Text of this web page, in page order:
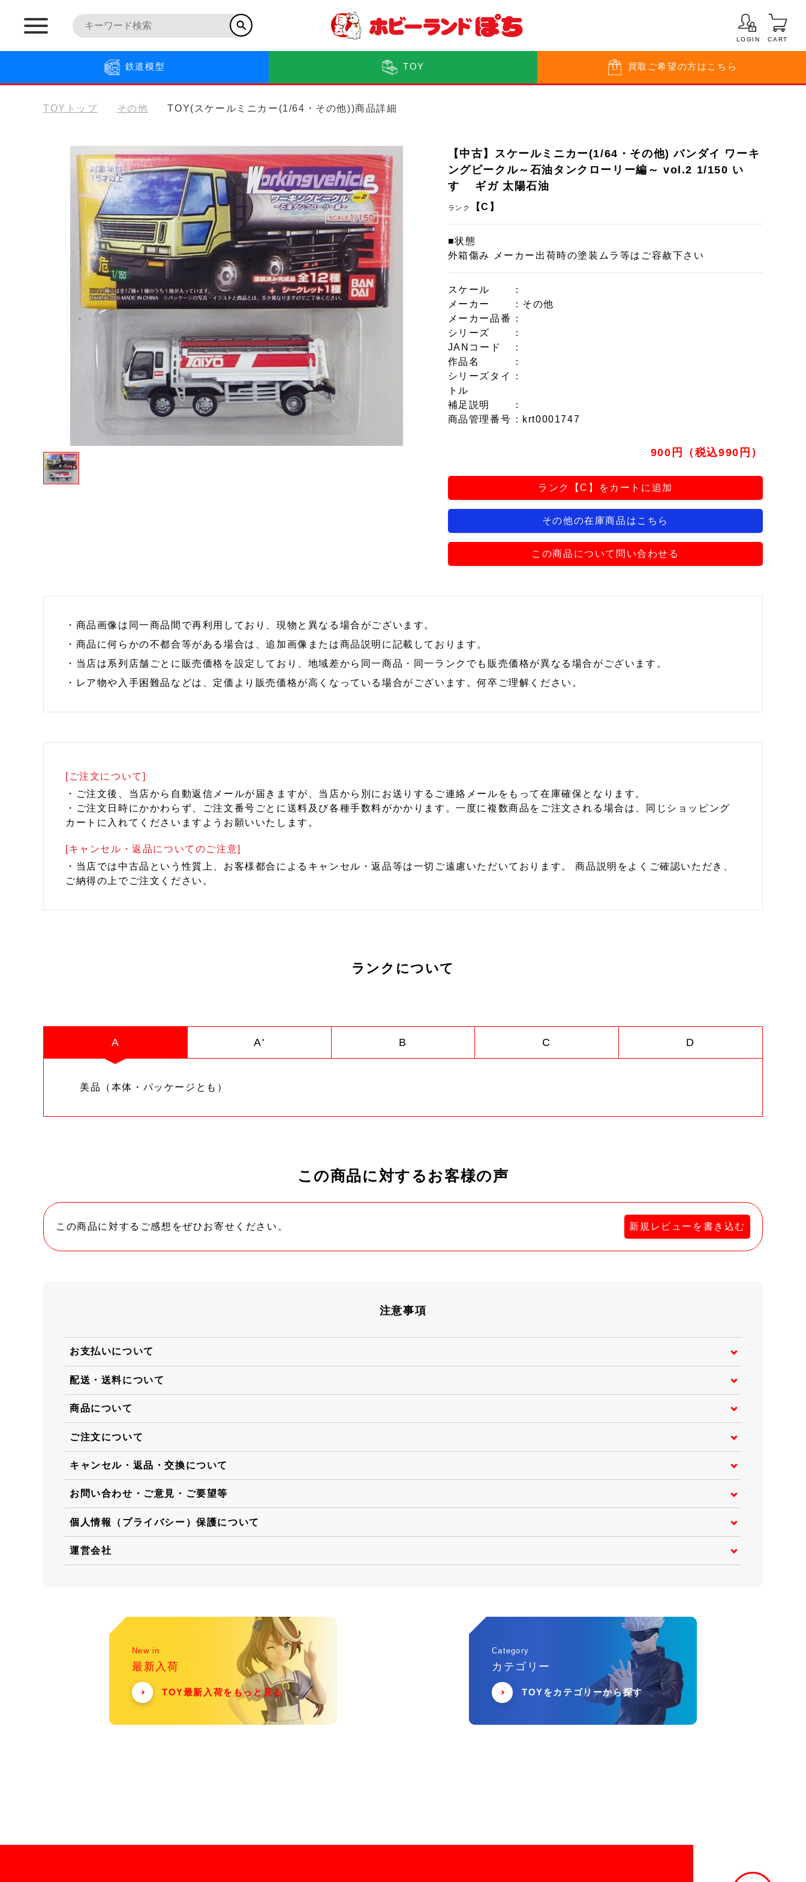
LOGIN CART
鉄道模型 TOY 買取 ご希望の方はこちら
TOYトップ その他 TOY(スケールミニカー(1/64・その他))商品詳細
【中古】スケールミニカー(1/64・その他) バンダイ ワーキ
ングビークル～石油タンクローリー編～ vol.2 1/150 い
すゞ ギガ 太陽石油
ランク 【C】
■状態
外箱傷み メーカー出荷時の塗装ムラ等はご容赦下さい
スケール
：
メーカー
：その他
メーカー品番
：
シリーズ
：
JANコード
：
作品名
：
シリーズタイ
トル
：
補足説明
：
商品管理番号 ：krt0001747
900円（税込990円）
ランク【C】をカートに追加
その他の在庫商品はこちら
この商品について問い合わせる
・商品画像は同一商品間で再利用しており、現物と異なる場合がございます。
・商品に何らかの不都合等がある場合は、追加画像または商品説明に記載しております。
・当店は系列店舗ごとに販売価格を設定しており、地域差から同一商品・同一ランクでも販売価格が異なる場合がございます。
・レア物や入手困難品などは、定価より販売価格が高くなっている場合がございます。何卒ご理解ください。
[ご注文について]
・ご注文後、当店から自動返信メールが届きますが、当店から別にお送りするご連絡メールをもって在庫確保となります。
・ご注文日時にかかわらず、ご注文番号ごとに送料及び各種手数料がかかります。一度に複数商品をご注文される場合は、同じショッピング
カートに入れてくださいますようお願いいたします。
[キャンセル・返品についてのご注意]
・当店では中古品という性質上、お客様都合によるキャンセル・返品等は一切ご遠慮いただいております。 商品説明をよくご確認いただき、
ご納得の上でご注文ください。
ランクについて
A A' B C D
美品（本体・パッケージとも）
この商品に対するお客様の声
この商品に対するご感想をぜひお寄せください。 新規レビューを書き込む
注意事項
お支払いについて
配送・送料について
商品について
ご注文について
キャンセル・返品・交換について
お問い合わせ・ご意見・ご要望等
個人情報（プライバシー）保護について
運営会社
New in
最新入荷
TOY最新入荷をもっと見る
Category
カテゴリー
TOYをカテゴリーから探す